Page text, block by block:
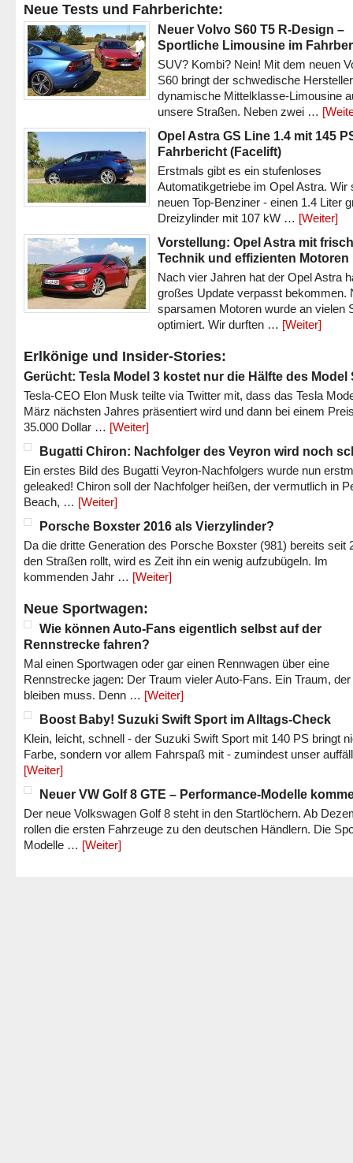
Neue Tests und Fahrberichte:
Neuer Volvo S60 T5 R-Design –
Sportliche Limousine im
SUV? Kombi? Nein! Mit dem neuen
S60 bringt der schwedische
dynamische Mittelklasse-Limousine
unsere Straßen. Neben zwei …
Opel Astra GS Line 1.4 mit 145
Fahrbericht (Facelift)
Erstmals gibt es ein stufenloses
Automatikgetriebe im Opel Astra. Wir
neuen Top-Benziner - einen 1.4 Liter
Dreizylinder mit 107 kW … [Weiter]
Vorstellung: Opel Astra mit
Technik und effizienten Motoren
Nach vier Jahren hat der Opel Astra
großes Update verpasst bekommen.
sparsamen Motoren wurde an vielen
optimiert. Wir durften … [Weiter]
Erlkönige und Insider-Stories:
Gerücht: Tesla Model 3 kostet nur die Hälfte des Model
Tesla-CEO Elon Musk teilte via Twitter mit, dass das Tesla
März nächsten Jahres präsentiert wird und dann bei einem
35.000 Dollar … [Weiter]
Bugatti Chiron: Nachfolger des Veyron wird noch
Ein erstes Bild des Bugatti Veyron-Nachfolgers wurde nun
geleaked! Chiron soll der Nachfolger heißen, der vermutlich in
Beach, … [Weiter]
Porsche Boxster 2016 als Vierzylinder?
Da die dritte Generation des Porsche Boxster (981) bereits seit
den Straßen rollt, wird es Zeit ihn ein wenig aufzubügeln. Im
kommenden Jahr … [Weiter]
Neue Sportwagen:
Wie können Auto-Fans eigentlich selbst auf der
Rennstrecke fahren?
Mal einen Sportwagen oder gar einen Rennwagen über eine
Rennstrecke jagen: Der Traum vieler Auto-Fans. Ein Traum,
bleiben muss. Denn … [Weiter]
Boost Baby! Suzuki Swift Sport im Alltags-Check
Klein, leicht, schnell - der Suzuki Swift Sport mit 140 PS bringt
Farbe, sondern vor allem Fahrspaß mit - zumindest unser
[Weiter]
Neuer VW Golf 8 GTE – Performance-Modelle
Der neue Volkswagen Golf 8 steht in den Startlöchern. Ab
rollen die ersten Fahrzeuge zu den deutschen Händlern. Die
Modelle … [Weiter]